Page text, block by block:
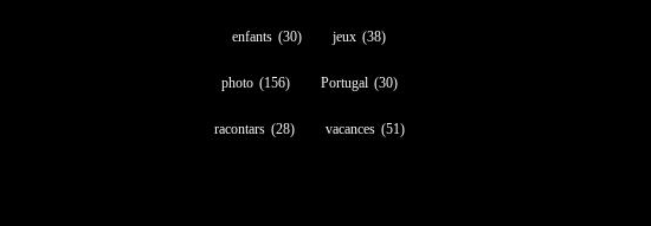
enfants (30) jeux (38)
photo (156) Portugal (30)
racontars (28) vacances (51)